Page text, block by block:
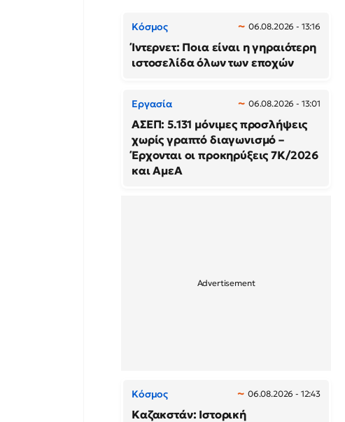
Κόσμος 06.08.2026 - 13:16
Ίντερνετ: Ποια είναι η γηραιότερη
ιστοσελίδα όλων των εποχών
Εργασία 06.08.2026 - 13:01
ΑΣΕΠ: 5.131 μόνιμες προσλήψεις
χωρίς γραπτό διαγωνισμό –
Έρχονται οι προκηρύξεις 7Κ/2026
και ΑμεΑ
Κόσμος 06.08.2026 - 12:43
Καζακστάν: Ιστορική